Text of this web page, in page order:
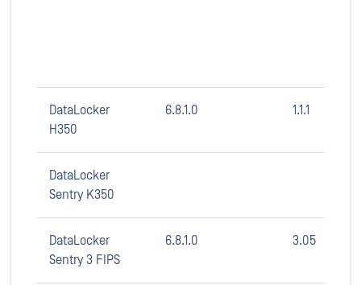
DataLocker
H350
6.8.1.0 1.1.1
DataLocker
Sentry K350
DataLocker
Sentry 3 FIPS
6.8.1.0 3.05